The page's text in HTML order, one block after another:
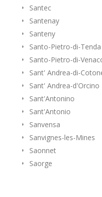
Santec
Santenay
Santeny
Santo-Pietro-di-Tenda
Santo-Pietro-di-
Sant' Andrea-di-
Sant' Andrea-d'Orcino
Sant'Antonino
Sant'Antonio
Sanvensa
Sanvignes-les-Mines
Saonnet
Saorge